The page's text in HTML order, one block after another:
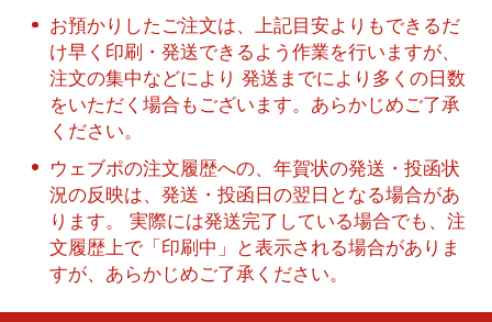
お預かりしたご注文は、上記目安よりもできるだ
け早く印刷・発送できるよう作業を行いますが、
注文の集中などにより 発送までにより多くの日数
をいただく場合もございます。あらかじめご了承
ください。
ウェブポの注文履歴への、年賀状の発送・投函状
況の反映は、発送・投函日の翌日となる場合があ
ります。 実際には発送完了している場合でも、注
文履歴上で「印刷中」と表示される場合がありま
すが、あらかじめご了承ください。